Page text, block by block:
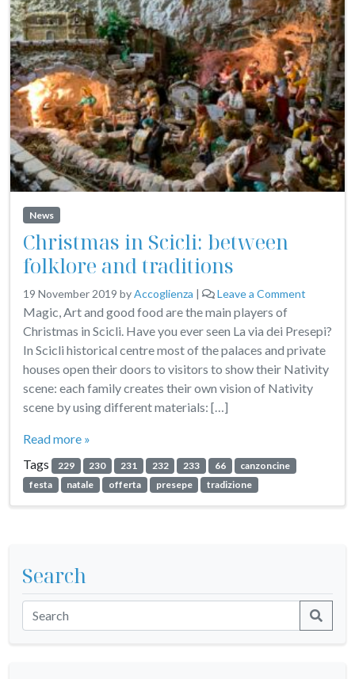
News
Christmas in Scicli: between
folklore and traditions
19 November 2019 byAccoglienza | Leave a Comment
Magic, Art and good food are the main players of
Christmas in Scicli. Have you ever seen La via dei Presepi?
In Scicli historical centre most of the palaces and private
houses open their doors to visitors to show their Nativity
scene: each family creates their own vision of Nativity
scene by using different materials: […]
Read more »
Tags
229 230 231 232 233 66
canzoncine
festa
natale offerta presepe tradizione
Search